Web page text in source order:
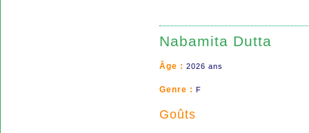
Nabamita Dutta
Âge : 2026 ans
Genre : F
Goûts